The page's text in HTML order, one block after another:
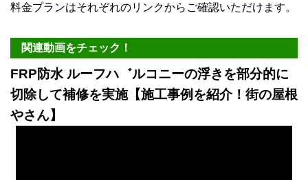
料金プランはそれぞれのリンクからご確認いただけます。
関連動画をチェック！
FRP防水 ルーフハ゛ルコニーの浮きを部分的に
切除して補修を実施【施工事例を紹介！街の屋根
やさん】